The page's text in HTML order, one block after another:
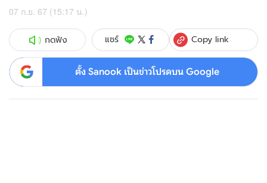
07 ก.ย. 67 (15:17 น.)
กดฟัง แชร์ Copy link
ตั้ง Sanook เป็นข่าวโปรดบน Google